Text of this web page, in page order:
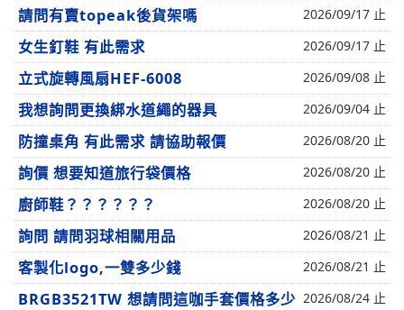
請問有賣topeak後貨架嗎 2026/09/17 止
女生釘鞋 有此需求 2026/09/17 止
立式旋轉風扇HEF-6008 2026/09/08 止
我想詢問更換綁水道繩的器具 2026/09/04 止
防撞桌角 有此需求 請協助報價 2026/08/20 止
詢價 想要知道旅行袋價格 2026/08/20 止
廚師鞋？？？？？？ 2026/08/20 止
詢問 請問羽球相關用品 2026/08/21 止
客製化logo,一雙多少錢 2026/08/21 止
BRGB3521TW 想請問這咖手套價格多少 2026/08/24 止